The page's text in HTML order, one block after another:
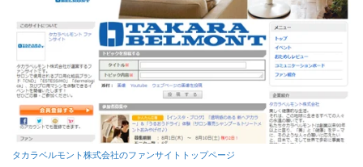
タカラベルモント株式会社のファンサイトトップページ